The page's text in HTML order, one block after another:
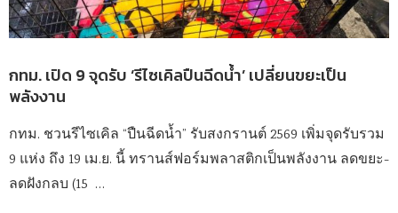
กทม. เปิด 9 จุดรับ ‘รีไซเคิลปืนฉีดน้ำ’ เปลี่ยนขยะเป็น
พลังงาน
กทม. ชวนรีไซเคิล “ปืนฉีดน้ำ” รับสงกรานต์ 2569 เพิ่มจุดรับรวม
9 แห่ง ถึง 19 เม.ย. นี้ ทรานส์ฟอร์มพลาสติกเป็นพลังงาน ลดขยะ-
ลดฝังกลบ (15 …